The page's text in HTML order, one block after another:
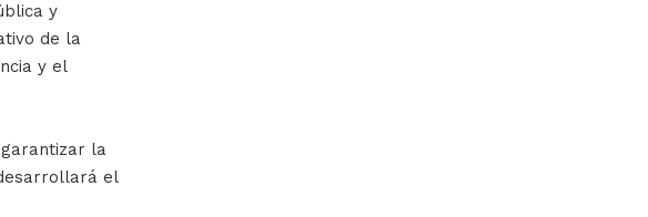
y
de la
y el
la
el